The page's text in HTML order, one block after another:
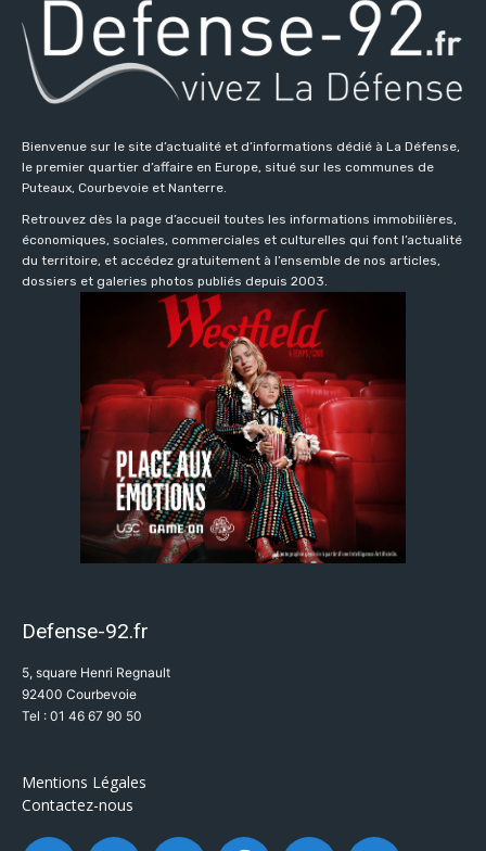
Bienvenue sur le site d’actualité et d’informations dédié à La Défense,
le premier quartier d’affaire en Europe, situé sur les communes de
Puteaux, Courbevoie et Nanterre.
Retrouvez dès la page d’accueil toutes les informations immobilières,
économiques, sociales, commerciales et culturelles qui font l’actualité
du territoire, et accédez gratuitement à l’ensemble de nos articles,
dossiers et galeries photos publiés depuis 2003.
Defense-92.fr
5, square Henri Regnault
92400 Courbevoie
Tel : 01 46 67 90 50
Mentions Légales
Contactez-nous